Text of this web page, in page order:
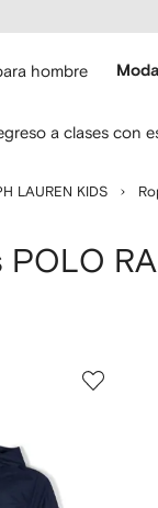
hombre
a clases con
LAUREN KIDS